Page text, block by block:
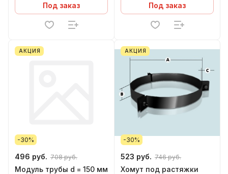
Под заказ Под заказ
АКЦИЯ
-30%
496 руб. 708 руб.
Модуль трубы d = 150 мм
АКЦИЯ
-30%
523 руб. 746 руб.
Хомут под растяжки